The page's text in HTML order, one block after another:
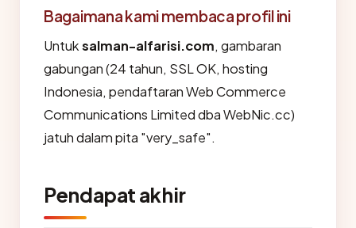
Bagaimana kami membaca profil ini
Untuksalman-alfarisi.com, gambaran
gabungan (24 tahun, SSL OK, hosting
Indonesia, pendaftaran Web Commerce
Communications Limited dba WebNic.cc)
jatuh dalam pita "very_safe".
Pendapat akhir